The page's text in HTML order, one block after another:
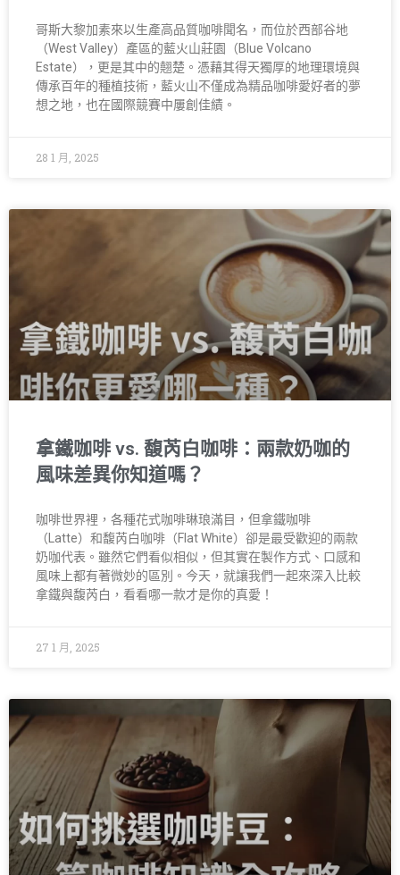
哥斯大黎加素來以生產高品質咖啡聞名，而位於西部谷地
（West Valley）產區的藍火山莊園（Blue Volcano
Estate），更是其中的翹楚。憑藉其得天獨厚的地理環境與
傳承百年的種植技術，藍火山不僅成為精品咖啡愛好者的夢
想之地，也在國際競賽中屢創佳績。
28 1 月, 2025
拿鐵咖啡 vs. 馥芮白咖啡：兩款奶咖的
風味差異你知道嗎？
咖啡世界裡，各種花式咖啡琳琅滿目，但拿鐵咖啡
（Latte）和馥芮白咖啡（Flat White）卻是最受歡迎的兩款
奶咖代表。雖然它們看似相似，但其實在製作方式、口感和
風味上都有著微妙的區別。今天，就讓我們一起來深入比較
拿鐵與馥芮白，看看哪一款才是你的真愛！
27 1 月, 2025